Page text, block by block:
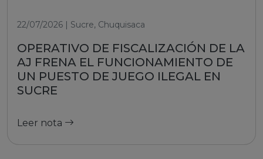
22/07/2026 | Sucre, Chuquisaca
OPERATIVO DE FISCALIZACIÓN DE LA
AJ FRENA EL FUNCIONAMIENTO DE
UN PUESTO DE JUEGO ILEGAL EN
SUCRE
Leer nota